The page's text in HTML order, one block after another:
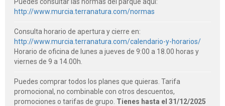
http://www.murcia.terranatura.com/normas
Consulta horario de apertura y cierre en:
http://www.murcia.terranatura.com/calendario-y-horarios/
Horario de oficina de lunes a jueves de 9:00 a 18.00 horas y
viernes de 9 a 14.00h.
Puedes comprar todos los planes que quieras. Tarifa
promocional, no combinable con otros descuentos,
promociones o tarifas de grupo. Tienes hasta el 31/12/2025